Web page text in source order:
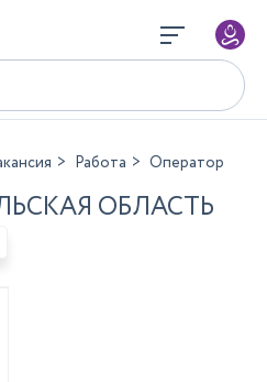
Работа Оператор
ОБЛАСТЬ